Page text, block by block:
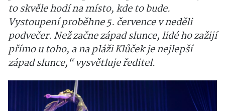
to skvěle hodí na místo, kde to bude.
Vystoupení proběhne 5. července v neděli
podvečer. Než začne západ slunce, lidé ho zažijí
přímo u toho, a na pláži Klůček je nejlepší
západ slunce,“ vysvětluje ředitel.